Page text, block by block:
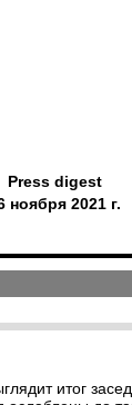
Press digest
ноября 2021 г.
итог